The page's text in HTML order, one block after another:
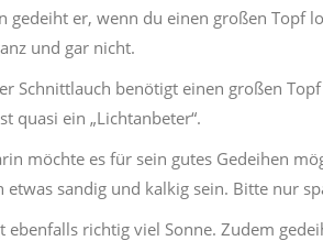
gedeiht er, wenn du einen großen Topf
und gar nicht.
Schnittlauch benötigt einen großen
quasi ein „Lichtanbeter“.
möchte es für sein gutes Gedeihen
etwas sandig und kalkig sein. Bitte nur
ebenfalls richtig viel Sonne. Zudem